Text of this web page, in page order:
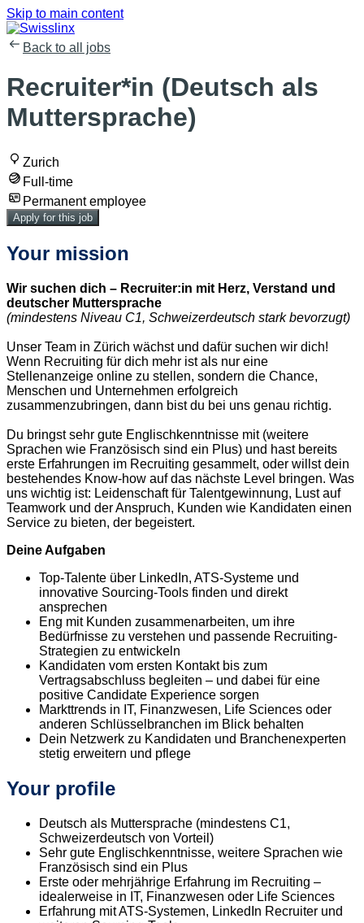
Skip to main content
Back to all jobs
Recruiter*in (Deutsch als
Muttersprache)
Zurich
Full-time
Permanent employee
Apply for this job
Your mission
Wir suchen dich – Recruiter:in mit Herz, Verstand und
deutscher Muttersprache
(mindestens Niveau C1, Schweizerdeutsch stark bevorzugt)
Unser Team in Zürich wächst und dafür suchen wir dich!
Wenn Recruiting für dich mehr ist als nur eine
Stellenanzeige online zu stellen, sondern die Chance,
Menschen und Unternehmen erfolgreich
zusammenzubringen, dann bist du bei uns genau richtig.
Du bringst sehr gute Englischkenntnisse mit (weitere
Sprachen wie Französisch sind ein Plus) und hast bereits
erste Erfahrungen im Recruiting gesammelt, oder willst dein
bestehendes Know-how auf das nächste Level bringen. Was
uns wichtig ist: Leidenschaft für Talentgewinnung, Lust auf
Teamwork und der Anspruch, Kunden wie Kandidaten einen
Service zu bieten, der begeistert.
Deine Aufgaben
Top-Talente über LinkedIn, ATS-Systeme und
innovative Sourcing-Tools finden und direkt
ansprechen
Eng mit Kunden zusammenarbeiten, um ihre
Bedürfnisse zu verstehen und passende Recruiting-
Strategien zu entwickeln
Kandidaten vom ersten Kontakt bis zum
Vertragsabschluss begleiten – und dabei für eine
positive Candidate Experience sorgen
Markttrends in IT, Finanzwesen, Life Sciences oder
anderen Schlüsselbranchen im Blick behalten
Dein Netzwerk zu Kandidaten und Branchenexperten
stetig erweitern und pflege
Your profile
Deutsch als Muttersprache (mindestens C1,
Schweizerdeutsch von Vorteil)
Sehr gute Englischkenntnisse, weitere Sprachen wie
Französisch sind ein Plus
Erste oder mehrjährige Erfahrung im Recruiting –
idealerweise in IT, Finanzwesen oder Life Sciences
Erfahrung mit ATS-Systemen, LinkedIn Recruiter und